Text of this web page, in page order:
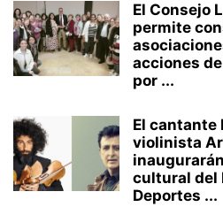
El Consejo
permite
acciones
por ...
El cantante
violinista
cultural del
Deportes ...